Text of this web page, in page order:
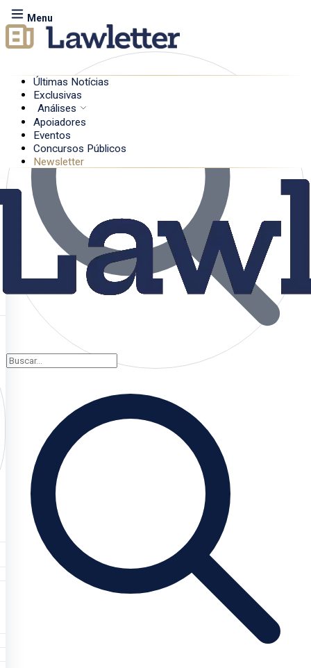
Menu
Últimas Notícias
Exclusivas
Análises
Apoiadores
Eventos
Concursos Públicos
Newsletter